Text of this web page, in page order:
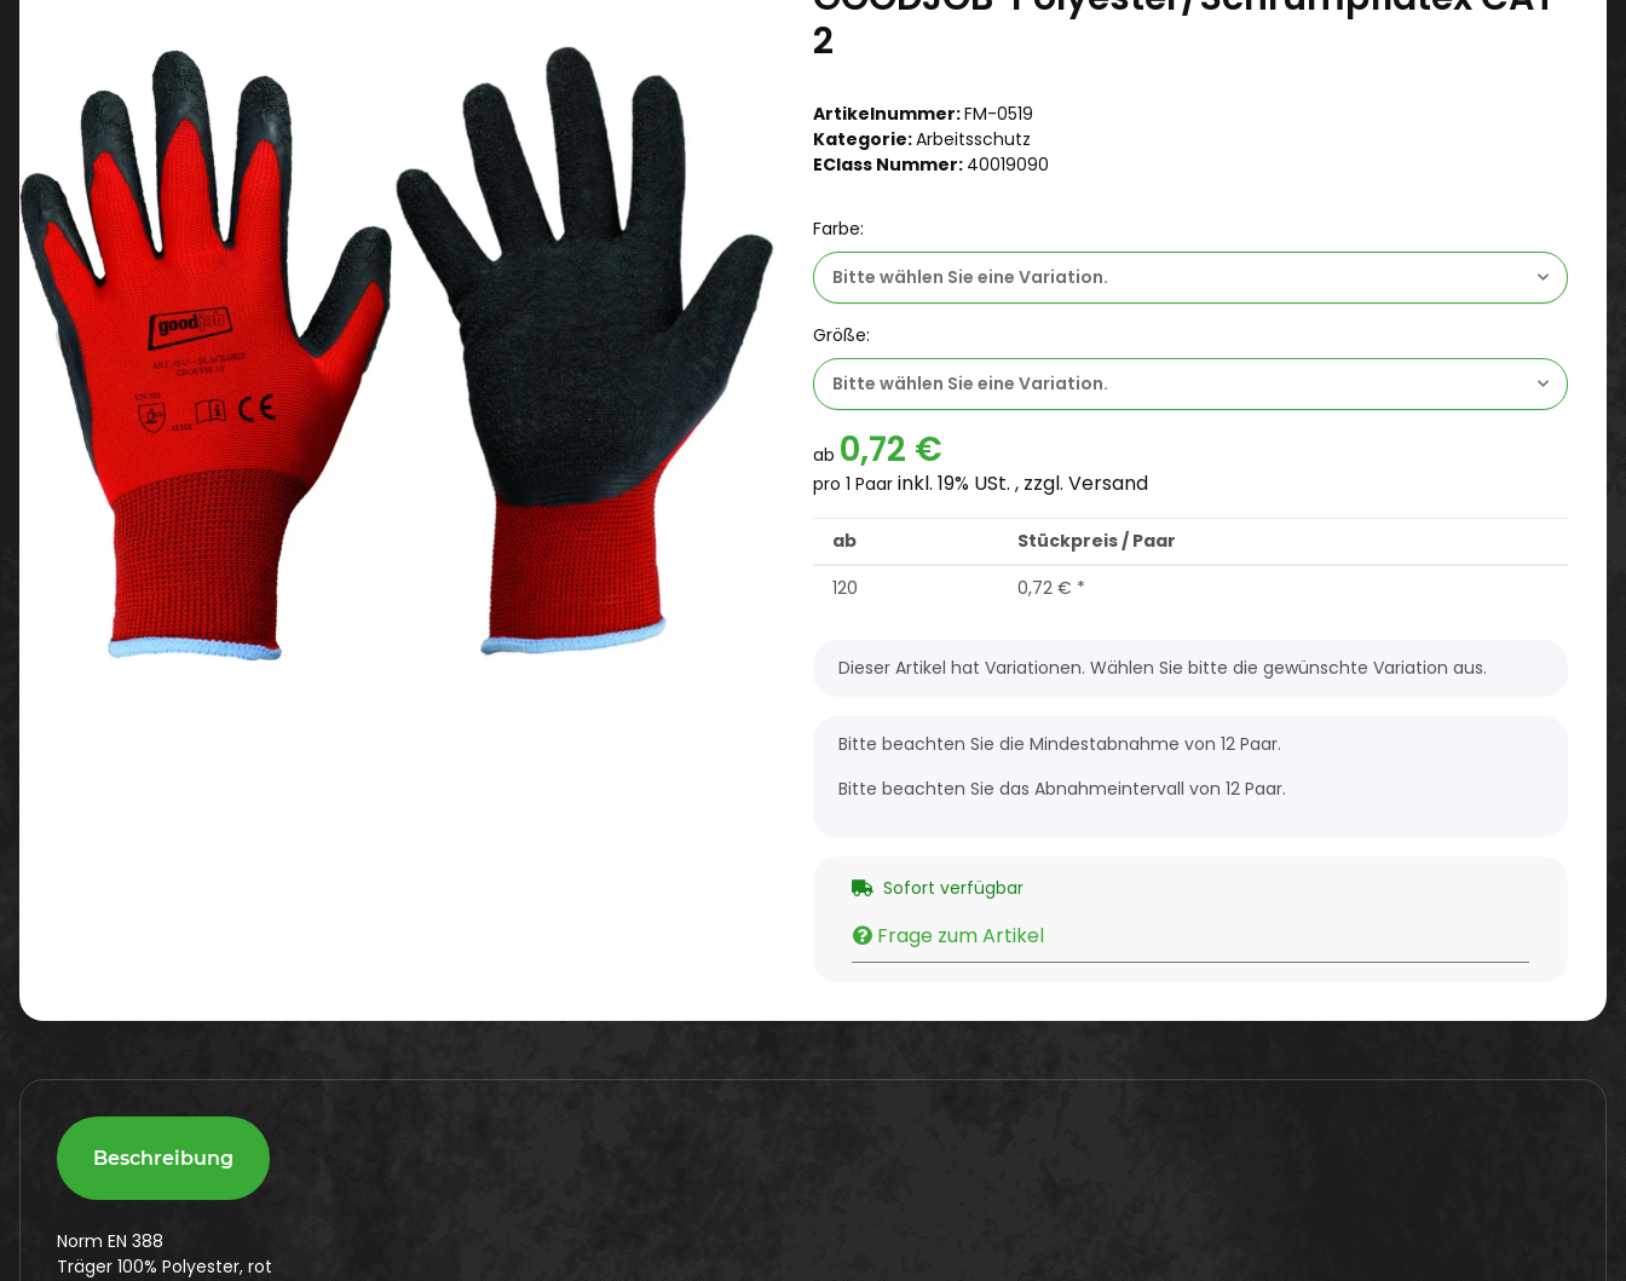
2
Artikelnummer:FM-0519
Kategorie:Arbeitsschutz
EClass Nummer: 40019090
Farbe:
Bitte wählen Sie eine Variation.
Größe:
Bitte wählen Sie eine Variation.
ab 0,72 €
pro 1 Paar inkl. 19% USt. , zzgl. Versand
ab
Stückpreis / Paar
120
0,72 € *
x
Dieser Artikel hat Variationen. Wählen Sie bitte die gewünschte Variation aus.
x
Bitte beachten Sie die Mindestabnahme von 12 Paar.
Bitte beachten Sie das Abnahmeintervall von 12 Paar.
Sofort verfügbar
Frage zum Artikel
Beschreibung
Norm EN 388
Träger 100% Polyester, rot